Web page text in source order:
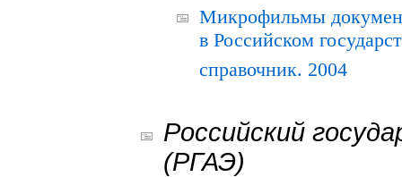
Микрофильмы
в Российском
справочник. 2004
Российский
(РГАЭ)